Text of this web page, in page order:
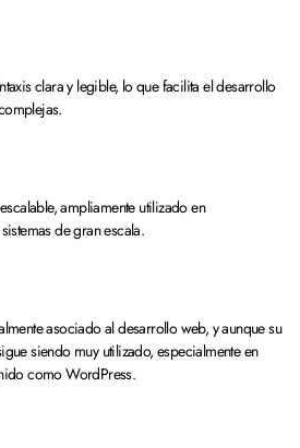
clara y legible, lo que facilita el desarrollo
ampliamente utilizado en
de gran escala.
asociado al desarrollo web, y aunque su
siendo muy utilizado, especialmente en
como WordPress.